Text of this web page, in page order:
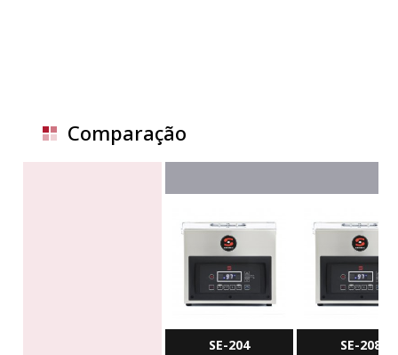
Comparação
SE-204 SE-208